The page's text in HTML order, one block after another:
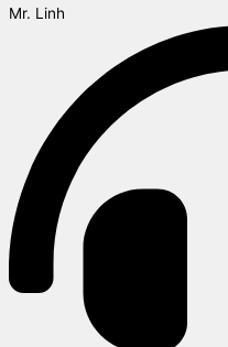
Mr. Linh